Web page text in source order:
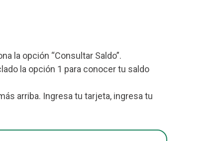
la opción “Consultar Saldo”.
la opción 1 para conocer tu saldo
arriba. Ingresa tu tarjeta, ingresa tu